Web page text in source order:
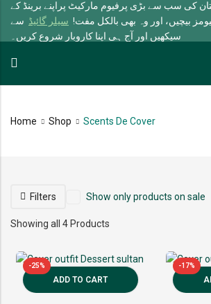
کی سب سے بڑی پرفیوم مارکیٹ پراپنے برینڈ کے
بیچیں، اور وہ بھی بالکل مفت! سیلر گائیڈ سے
سیکھیں اور آج ہی اپنا کاروبار شروع کریں۔
Home Shop Scents De Cover
Filters Show only products on sale
Showing all 4 Products
-25%
ADD TO CART
-17%